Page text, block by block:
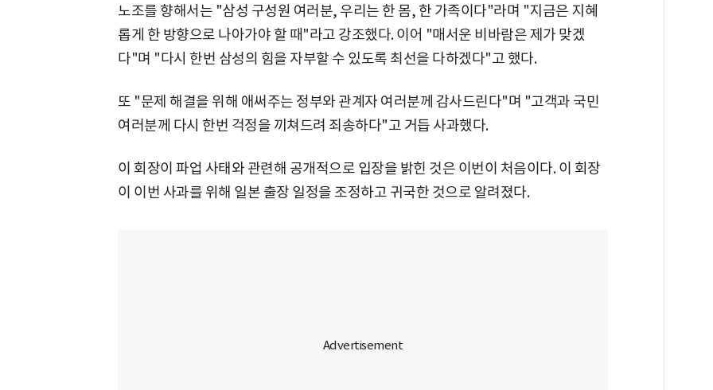
노조를 향해서는 "삼성 구성원 여러분, 우리는 한 몸, 한 가족이다"라며 "지금은 지혜
롭게 한 방향으로 나아가야 할 때"라고 강조했다. 이어 "매서운 비바람은 제가 맞겠
다"며 "다시 한번 삼성의 힘을 자부할 수 있도록 최선을 다하겠다"고 했다.
또 "문제 해결을 위해 애써주는 정부와 관계자 여러분께 감사드린다"며 "고객과 국민
여러분께 다시 한번 걱정을 끼쳐드려 죄송하다"고 거듭 사과했다.
이 회장이 파업 사태와 관련해 공개적으로 입장을 밝힌 것은 이번이 처음이다. 이 회장
이 이번 사과를 위해 일본 출장 일정을 조정하고 귀국한 것으로 알려졌다.